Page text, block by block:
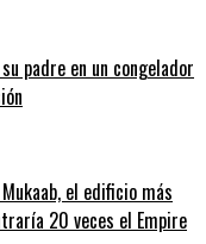
padre en un congelador
el edificio más
20 veces el Empire